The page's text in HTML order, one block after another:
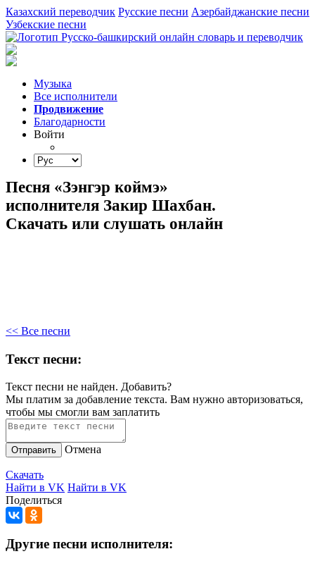
Казахский переводчик Русские песни Азербайджанские песни
Узбекские песни
Музыка
Все исполнители
Продвижение
Благодарности
Войти
Песня «Зэнгэр коймэ»
исполнителя Закир Шахбан.
Скачать или слушать онлайн
<< Все песни
Текст песни:
Текст песни не найден. Добавить?
Мы платим за добавление текста. Вам нужно авторизоваться,
чтобы мы смогли вам заплатить
Отправить Отмена
Скачать
Найти в VK Найти в VK
Поделиться
Другие песни исполнителя: